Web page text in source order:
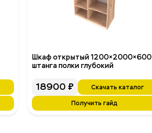
Шкаф открытый 1200×2000×600
штанга полки глубокий
18900 ₽ Скачать каталог
Получить гайд